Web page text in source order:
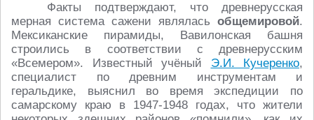
Факты подтверждают, что древнерусская
мерная система сажени являлась общемировой.
Мексиканские пирамиды, Вавилонская башня
строились в соответствии с древнерусским
«Всемером». Известный учёный Э.И. Кучеренко,
специалист по древним инструментам и
геральдике, выяснил во время экспедиции по
самарскому краю в 1947-1948 годах, что жители